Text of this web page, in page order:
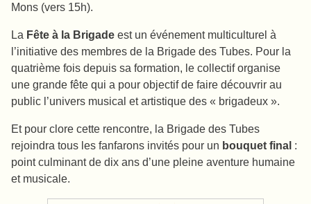
Mons (vers 15h).
La Fête à la Brigade est un événement multiculturel à
l’initiative des membres de la Brigade des Tubes. Pour la
quatrième fois depuis sa formation, le collectif organise
une grande fête qui a pour objectif de faire découvrir au
public l’univers musical et artistique des « brigadeux ».
Et pour clore cette rencontre, la Brigade des Tubes
rejoindra tous les fanfarons invités pour un bouquet final :
point culminant de dix ans d’une pleine aventure humaine
et musicale.